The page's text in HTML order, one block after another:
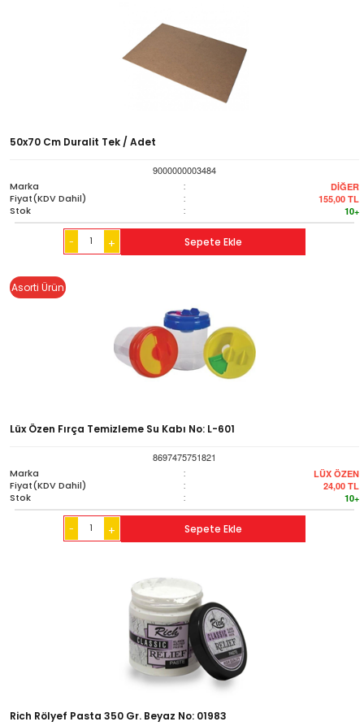
50x70 Cm Duralit Tek / Adet
9000000003484
Marka
: DİĞER
Fiyat(KDV Dahil) : 155,00 TL
Stok : 10+
- + Sepete Ekle
Asorti Ürün
Lüx Özen Fırça Temizleme Su Kabı No: L-601
8697475751821
Marka
: LÜX ÖZEN
Fiyat(KDV Dahil) : 24,00 TL
Stok : 10+
- + Sepete Ekle
Rich Rölyef Pasta 350 Gr. Beyaz No: 01983